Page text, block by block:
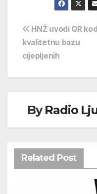
Navigacija
objava
HNŽ uvodi QR
kvalitetnu bazu
cijepljenih
ByRadio
Related Post